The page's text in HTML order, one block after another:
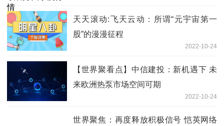
天天滚动:飞天云动：所谓“元宇宙第一
股”的漫漫征程
2022-10-24
【世界聚看点】中信建投：新机遇下 未
来欧洲热泵市场空间可期
2022-10-24
世界聚焦：再度释放积极信号 恺英网络